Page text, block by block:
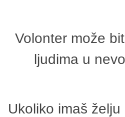
Volonter može
ljudima u
Ukoliko imaš